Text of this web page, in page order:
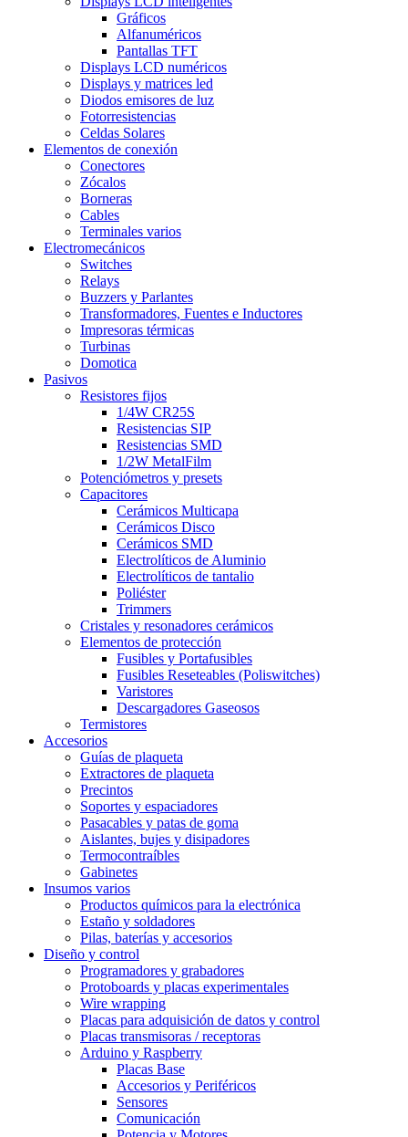
Gráficos
Alfanuméricos
Pantallas TFT
Displays LCD numéricos
Displays y matrices led
Diodos emisores de luz
Fotorresistencias
Celdas Solares
Elementos de conexión
Conectores
Zócalos
Borneras
Cables
Terminales varios
Electromecánicos
Switches
Relays
Buzzers y Parlantes
Transformadores, Fuentes e Inductores
Impresoras térmicas
Turbinas
Domotica
Pasivos
Resistores fijos
1/4W CR25S
Resistencias SIP
Resistencias SMD
1/2W MetalFilm
Potenciómetros y presets
Capacitores
Cerámicos Multicapa
Cerámicos Disco
Cerámicos SMD
Electrolíticos de Aluminio
Electrolíticos de tantalio
Poliéster
Trimmers
Cristales y resonadores cerámicos
Elementos de protección
Fusibles y Portafusibles
Fusibles Reseteables (Poliswitches)
Varistores
Descargadores Gaseosos
Termistores
Accesorios
Guías de plaqueta
Extractores de plaqueta
Precintos
Soportes y espaciadores
Pasacables y patas de goma
Aislantes, bujes y disipadores
Termocontraíbles
Gabinetes
Insumos varios
Productos químicos para la electrónica
Estaño y soldadores
Pilas, baterías y accesorios
Diseño y control
Programadores y grabadores
Protoboards y placas experimentales
Wire wrapping
Placas para adquisición de datos y control
Placas transmisoras / receptoras
Arduino y Raspberry
Placas Base
Accesorios y Periféricos
Sensores
Comunicación